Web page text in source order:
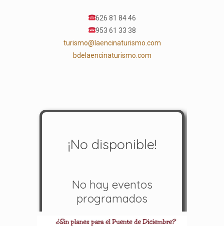
626 81 84 46
953 61 33 38
turismo@laencinaturismo.com
bdelaencinaturismo.com